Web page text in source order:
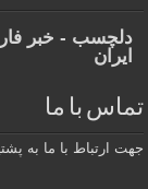
دلچسب - خبر
ایران
تماس با ما
جهت ارتباط با ما به پشتیبانی